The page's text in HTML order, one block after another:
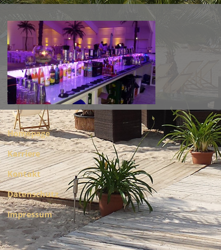
Homepage
Karriere
Kontakt
Datenschutz
Impressum